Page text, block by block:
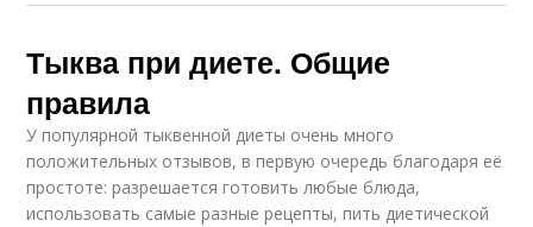
Тыква при диете. Общие
правила
У популярной тыквенной диеты очень много
положительных отзывов, в первую очередь благодаря её
простоте: разрешается готовить любые блюда,
использовать самые разные рецепты, пить диетической